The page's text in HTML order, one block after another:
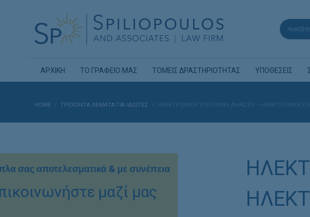
ΑΡΧΙΚΗ ΤΟ ΓΡΑΦΕΙΟ ΜΑΣ ΤΟΜΕΙΣ ΔΡΑΣΤΗΡΙΟΤΗΤΑΣ ΥΠΟΘΕΣΕΙΣ
HOME ΤΡΕΧΟΝΤΑ ΘΕΜΑΤΑ ΓΙΑ ΙΔΙΩΤΕΣ ΗΛΕΚΤΡΟΝΙΚΗ ΥΠΕΥΘΥΝΗ ΔΗΛΩΣΗ – ΗΛΕΚΤΡΟΝΙΚΗ
σας αποτελεσματικά & με συνέπεια
μαζί μας